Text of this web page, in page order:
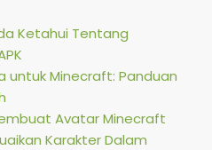
Ketahui Tentang
untuk Minecraft: Panduan
Avatar Minecraft
Karakter Dalam